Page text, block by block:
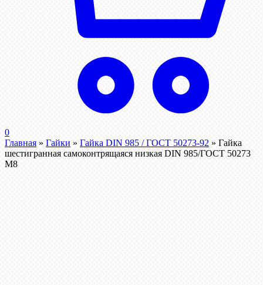
0
Главная » Гайки » Гайка DIN 985 / ГОСТ 50273-92 » Гайка
шестигранная самоконтрящаяся низкая DIN 985/ГОСТ 50273
М8